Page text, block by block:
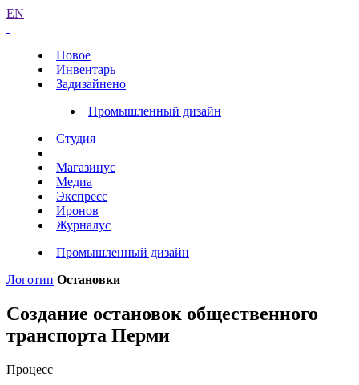
EN
Новое
Инвентарь
Задизайнено
Промышленный дизайн
Студия
Магазинус
Медиа
Экспресс
Иронов
Журналус
Промышленный дизайн
Логотип Остановки
Создание остановок общественного
транспорта Перми
Процесс